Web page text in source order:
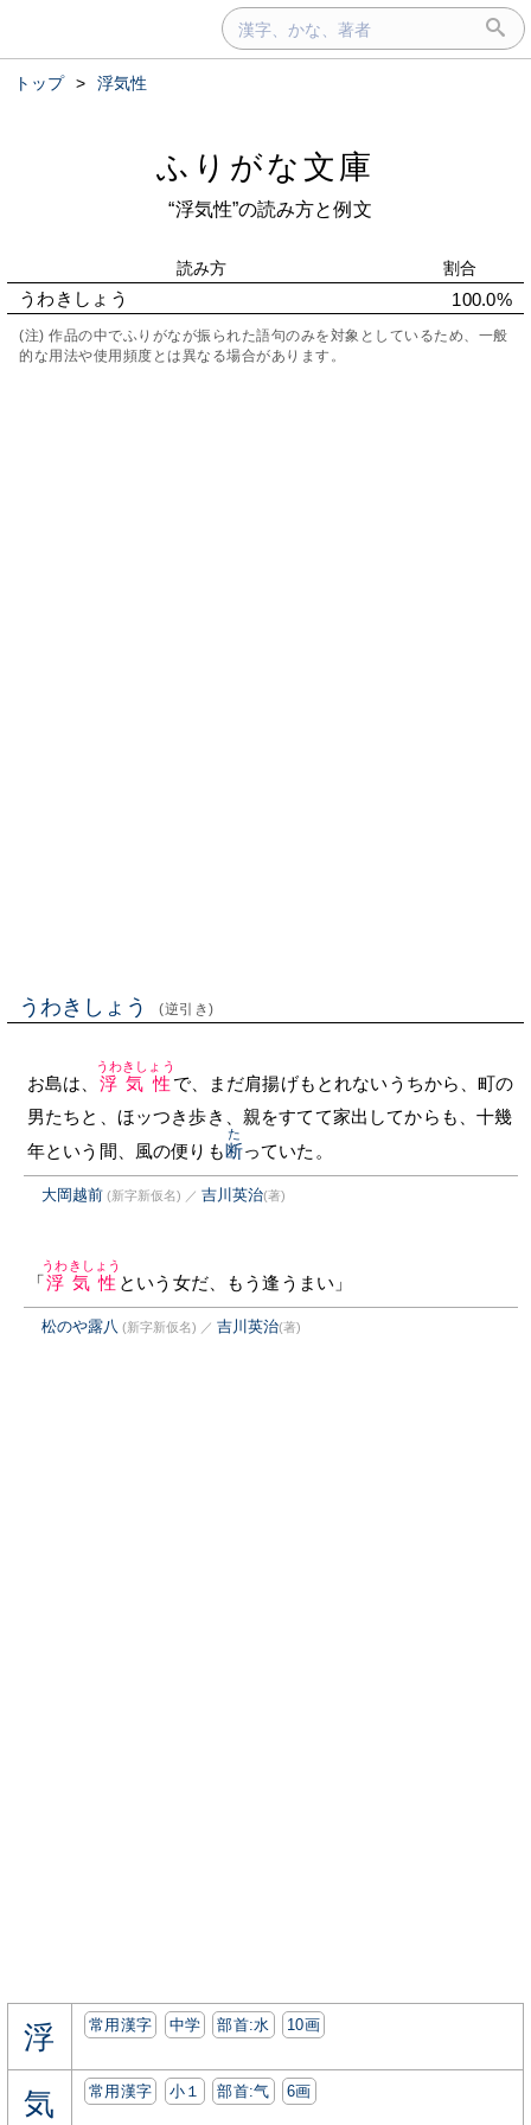
トップ > 浮気性
ふりがな文庫
“浮気性”の読み方と例文
読み方 割合
うわきしょう 100.0%
(注) 作品の中でふりがなが振られた語句のみを対象としているため、一般
的な用法や使用頻度とは異なる場合があります。
うわきしょう (逆引き)
お島は、 浮気性
うわきしょう
で、まだ肩揚げもとれないうちから、町の
男たちと、ほッつき歩き、親をすてて家出してからも、十幾
年という間、風の便りも断
た
っていた。
大岡越前 (新字新仮名) ／ 吉川英治(著)
「浮気性
うわきしょう
という女だ、もう逢うまい」
松のや露八 (新字新仮名) ／ 吉川英治(著)
浮 常用漢字 中学 部首:⽔ 10画
気 常用漢字 小１ 部首:⽓ 6画